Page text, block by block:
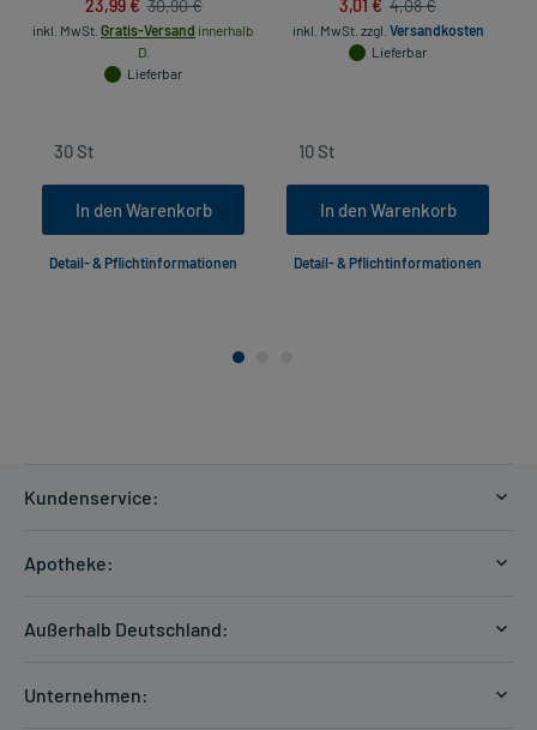
30,90 €
inkl. MwSt. Gratis-Versand innerhalb
D.
Lieferbar
In den Warenkorb
Detail- & Pflichtinformationen
4,08 €
inkl. MwSt. zzgl. Versandkosten
Lieferbar
In den Warenkorb
Detail- & Pflichtinformationen
Kundenservice:
Zahlungsarten
Hilfe
Apotheke:
Außerhalb Deutschland:
Unternehmen: